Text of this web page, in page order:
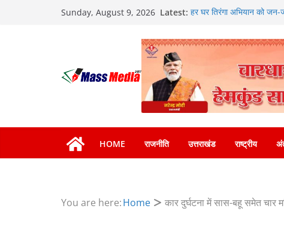
Sunday, August 9, 2026 Latest: हर घर तिरंगा अभियान को
प्रतिभाग, 100 से अधिक लोग
कॉमनवेल्थ गेम्स में कांस्य पदक
तकनीकी शिक्षा विभाग
BLO और फील्ड स्टॉफ को
HOME राजनीति उत्तराखंड राष्ट्रीय
You are here:Home कार दुर्घटना में सास-बहू समेत चार